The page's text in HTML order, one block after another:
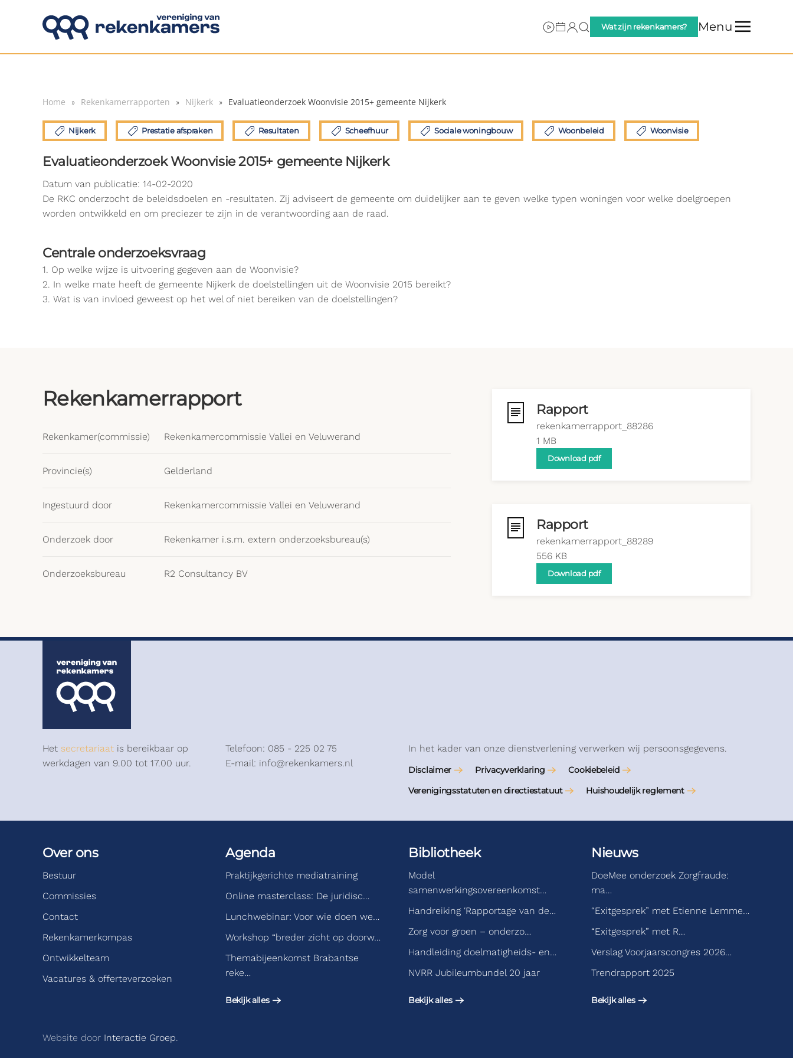
Overslaan en naar de inhoud gaan
Wat zijn rekenkamers? Menu
Home Rekenkamerrapporten Nijkerk Evaluatieonderzoek Woonvisie 2015+ gemeente Nijkerk
Nijkerk Prestatie afspraken Resultaten Scheefhuur Sociale woningbouw Woonbeleid Woonvisie
Evaluatieonderzoek Woonvisie 2015+ gemeente Nijkerk
Datum van publicatie: 14-02-2020
De RKC onderzocht de beleidsdoelen en -resultaten. Zij adviseert de gemeente om duidelijker aan te geven welke typen woningen voor welke doelgroepen
worden ontwikkeld en om preciezer te zijn in de verantwoording aan de raad.
Centrale onderzoeksvraag
1. Op welke wijze is uitvoering gegeven aan de Woonvisie?
2. In welke mate heeft de gemeente Nijkerk de doelstellingen uit de Woonvisie 2015 bereikt?
3. Wat is van invloed geweest op het wel of niet bereiken van de doelstellingen?
Rekenkamerrapport
Rekenkamer(commissie) Rekenkamercommissie Vallei en Veluwerand
Provincie(s) Gelderland
Ingestuurd door Rekenkamercommissie Vallei en Veluwerand
Onderzoek door Rekenkamer i.s.m. extern onderzoeksbureau(s)
Onderzoeksbureau R2 Consultancy BV
Rapport
rekenkamerrapport_88286
1 MB
Download pdf
Rapport
rekenkamerrapport_88289
556 KB
Download pdf
Het secretariaat is bereikbaar op
werkdagen van 9.00 tot 17.00 uur.
Telefoon: 085 - 225 02 75
E-mail: info@rekenkamers.nl
In het kader van onze dienstverlening verwerken wij persoonsgegevens.
Disclaimer Privacyverklaring
Cookiebeleid
Verenigingsstatuten en directiestatuut
Huishoudelijk reglement
Over ons
Bestuur
Commissies
Contact
Rekenkamerkompas
Ontwikkelteam
Vacatures & offerteverzoeken
Agenda
Praktijkgerichte mediatraining
Online masterclass: De juridisc…
Lunchwebinar: Voor wie doen we…
Workshop “breder zicht op doorw…
Themabijeenkomst Brabantse
reke…
Bekijk alles
Bibliotheek
Model
samenwerkingsovereenkomst…
Handreiking ‘Rapportage van de…
Zorg voor groen – onderzo…
Handleiding doelmatigheids- en…
NVRR Jubileumbundel 20 jaar
Bekijk alles
Nieuws
DoeMee onderzoek Zorgfraude:
ma…
“Exitgesprek” met Etienne Lemme…
“Exitgesprek” met R…
Verslag Voorjaarscongres 2026…
Trendrapport 2025
Bekijk alles
Website door Interactie Groep.